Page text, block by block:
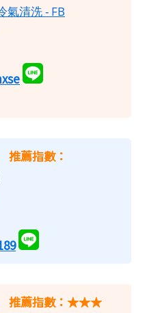
氣清洗 - FB
推薦指數：
推薦指數：★★★